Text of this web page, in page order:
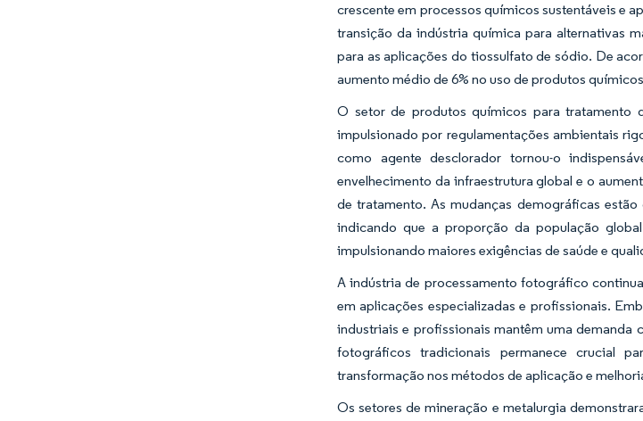
crescente em processos químicos sustentáveis e
transição da indústria química para alternativas
para as aplicações do tiossulfato de sódio. De
aumento médio de 6% no uso de produtos
O setor de produtos químicos para tratamento
impulsionado por regulamentações ambientais
como agente desclorador tornou-o
envelhecimento da infraestrutura global e o
de tratamento. As mudanças demográficas
indicando que a proporção da população
impulsionando maiores exigências de saúde e
A indústria de processamento fotográfico
em aplicações especializadas e profissionais.
industriais e profissionais mantêm uma
fotográficos tradicionais permanece crucial
transformação nos métodos de aplicação e
Os setores de mineração e metalurgia